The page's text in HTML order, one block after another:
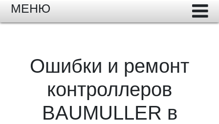
МЕНЮ
Ошибки и ремонт
контроллеров
BAUMULLER в